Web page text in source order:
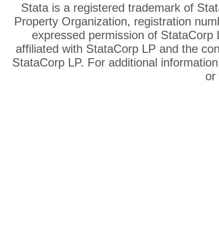
Stata is a registered trademark of
Property Organization, registration
expressed permission of
affiliated with StataCorp LP and the
StataCorp LP. For additional
or